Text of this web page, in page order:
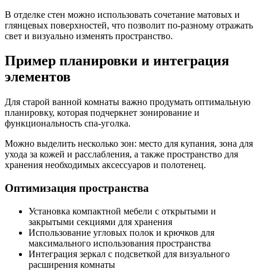
В отделке стен можно использовать сочетание матовых и
глянцевых поверхностей, что позволит по-разному отражать
свет и визуально изменять пространство.
Пример планировки и интеграция
элементов
Для старой ванной комнаты важно продумать оптимальную
планировку, которая подчеркнет зонирование и
функциональность спа-уголка.
Можно выделить несколько зон: место для купания, зона для
ухода за кожей и расслабления, а также пространство для
хранения необходимых аксессуаров и полотенец.
Оптимизация пространства
Установка компактной мебели с открытыми и
закрытыми секциями для хранения
Использование угловых полок и крючков для
максимального использования пространства
Интеграция зеркал с подсветкой для визуального
расширения комнаты